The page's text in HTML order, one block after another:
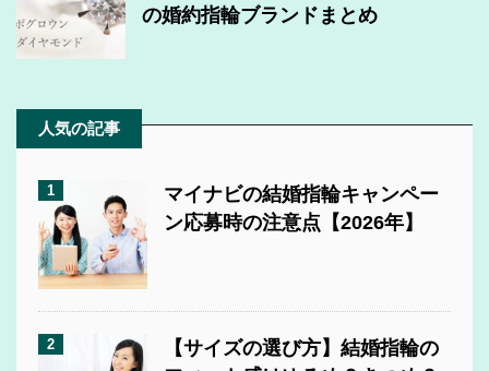
の婚約指輪ブランドまとめ
人気の記事
1
マイナビの結婚指輪キャンペー
ン応募時の注意点【2026年】
2
【サイズの選び方】結婚指輪の